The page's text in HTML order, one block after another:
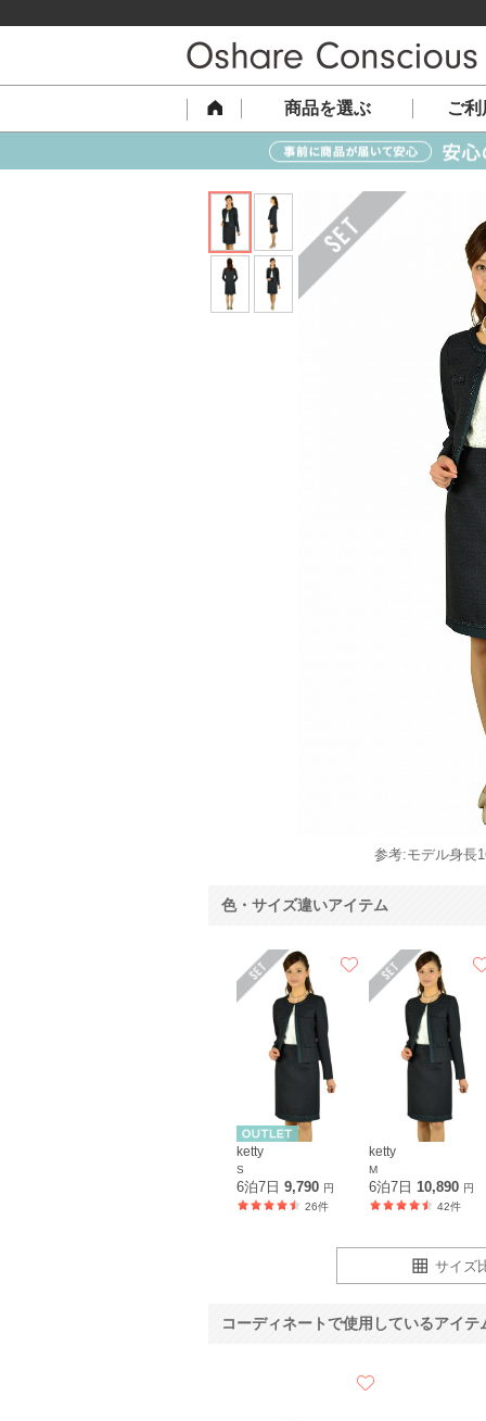
商品を選ぶ ご
参考:モデル身長
色・サイズ違いアイテム
ketty
S
6泊7日 9,790 円
26件
ketty
M
6泊7日10,890 円
42件
サイズ
コーディネートで使用しているアイテ